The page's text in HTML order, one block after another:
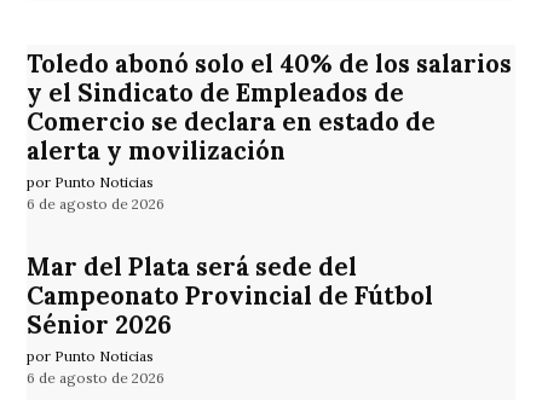
Toledo abonó solo el 40% de los salarios
y el Sindicato de Empleados de
Comercio se declara en estado de
alerta y movilización
por Punto Noticias
6 de agosto de 2026
Mar del Plata será sede del
Campeonato Provincial de Fútbol
Sénior 2026
por Punto Noticias
6 de agosto de 2026